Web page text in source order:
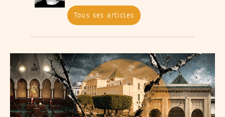
Tous ses articles